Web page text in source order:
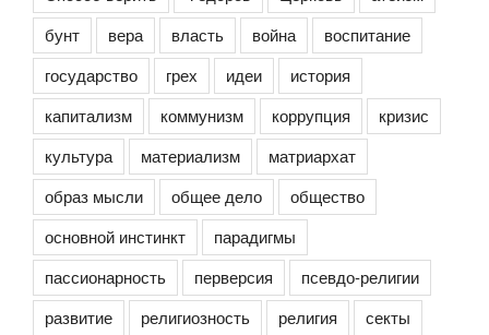
бунт
вера власть война
воспитание
государство
грех идеи
история
капитализм
коммунизм коррупция
кризис
культура
материализм
матриархат
образ мысли
общее дело
общество
основной инстинкт
парадигмы
пассионарность
перверсия
псевдо-религии
развитие
религиозность религия секты